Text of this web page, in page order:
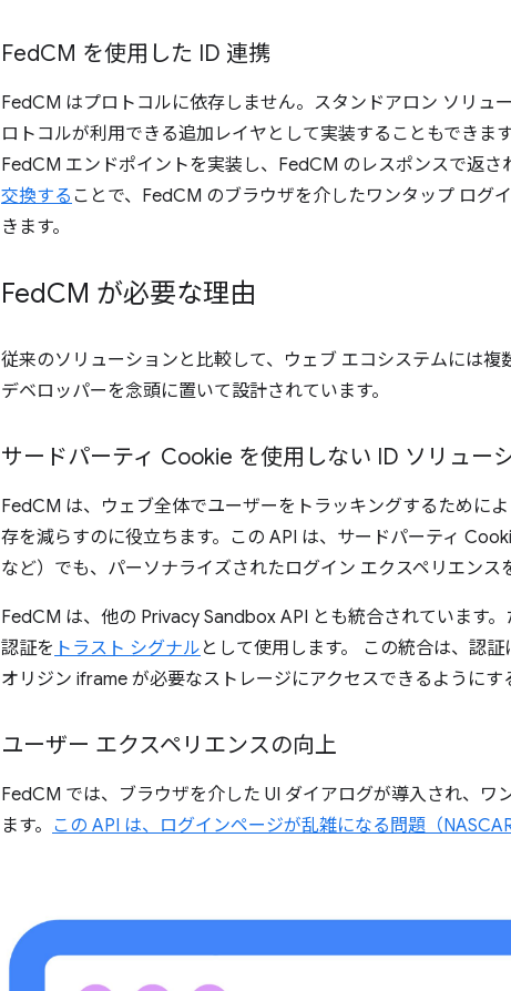
FedCM を使用した ID 連携
FedCM はプロトコルに依存しません。スタンドアロン ソリュ
ロトコルが利用できる追加レイヤとして実装することもできま
FedCM エンドポイントを実装し、FedCM のレスポンスで返
交換する ことで、FedCM のブラウザを介したワンタップ ログ
きます。
FedCM が必要な理由
従来のソリューションと比較して、ウェブ エコシステムには複
デベロッパーを念頭に置いて設計されています。
サードパーティ Cookie を使用しない ID ソリュー
FedCM は、ウェブ全体でユーザーをトラッキングするために
存を減らすのに役立ちます。この API は、サードパーティ
など）でも、パーソナライズされたログイン エクスペリエンス
FedCM は、他の Privacy Sandbox API とも統合されています
認証を トラスト シグナル として使用します。 この統合は、認
オリジン iframe が必要なストレージにアクセスできるようにす
ユーザー エクスペリエンスの向上
FedCM では、ブラウザを介した UI ダイアログが導入され、ワ
ます。 この API は、ログインページが乱雑になる問題（